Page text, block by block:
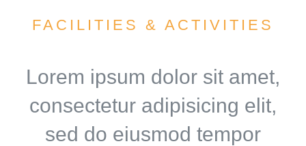
FACILITIES & ACTIVITIES
Lorem ipsum dolor sit amet,
consectetur adipisicing elit,
sed do eiusmod tempor